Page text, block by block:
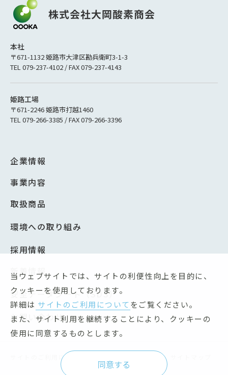
本社
〒671-1132 姫路市大津区勘兵衛町3-1-3
TEL 079-237-4102 / FAX 079-237-4143
姫路工場
〒671-2246 姫路市打越1460
TEL 079-266-3385 / FAX 079-266-3396
企業情報
事業内容
取扱商品
環境への取り組み
採用情報
新着情報
安全データシート（SDS）
お問い合わせ
サイトのご利用について
当ウェブサイトでは、サイトの利便性向上を目的に、
クッキーを使用しております。
詳細は サイトのご利用についてをご覧ください。
また、サイト利用を継続することにより、クッキーの
使用に同意するものとします。
同意する